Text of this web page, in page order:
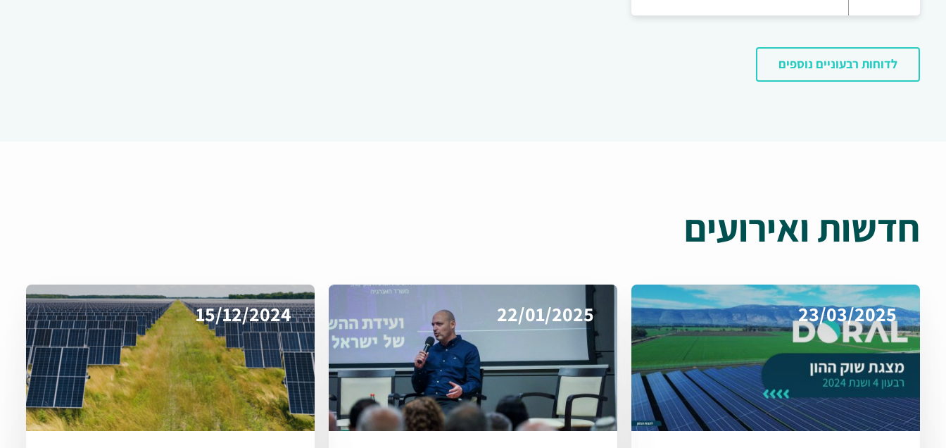
לדוחות רבעוניים נוספים
חדשות ואירועים
23/03/2025
22/01/2025
15/12/2024